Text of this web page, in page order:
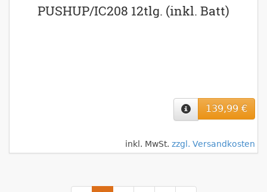
PUSHUP/IC208 12tlg. (inkl. Batt)
139,99 €
inkl. MwSt. zzgl. Versandkosten